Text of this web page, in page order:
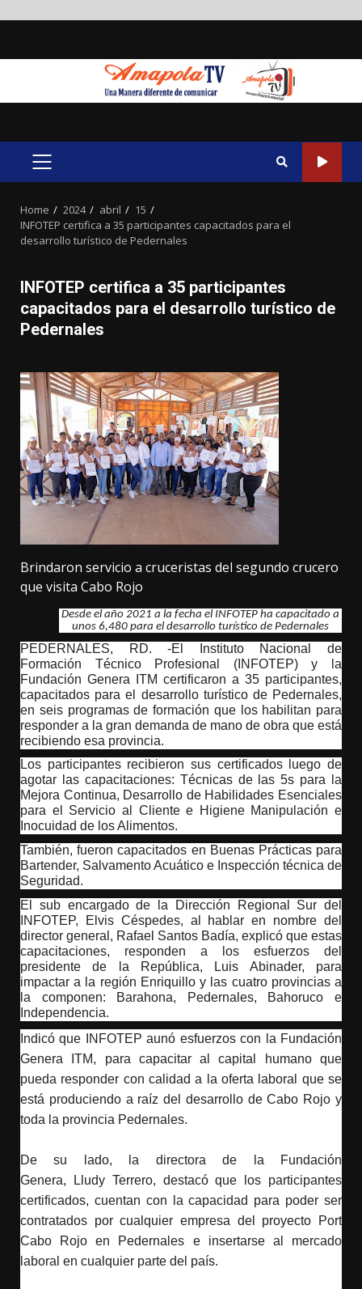
PRIMARY
Home 2024 abril
15
INFOTEP certifica a 35 participantes capacitados para el
desarrollo turístico de Pedernales
INFOTEP certifica a 35 participantes
capacitados para el desarrollo turístico de
Pedernales
Brindaron servicio a cruceristas del segundo crucero
que visita Cabo Rojo
Desde el año 2021 a la fecha el INFOTEP ha capacitado a
unos 6,480 para el desarrollo turístico de Pedernales
PEDERNALES, RD. -El Instituto Nacional de
Formación Técnico Profesional (INFOTEP) y la
Fundación Genera ITM certificaron a 35 participantes,
capacitados para el desarrollo turístico de Pedernales,
en seis programas de formación que los habilitan para
responder a la gran demanda de mano de obra que está
recibiendo esa provincia.
Los participantes recibieron sus certificados luego de
agotar las capacitaciones: Técnicas de las 5s para la
Mejora Continua, Desarrollo de Habilidades Esenciales
para el Servicio al Cliente e Higiene Manipulación e
Inocuidad de los Alimentos.
También, fueron capacitados en Buenas Prácticas para
Bartender, Salvamento Acuático e Inspección técnica de
Seguridad.
El sub encargado de la Dirección Regional Sur del
INFOTEP, Elvis Céspedes, al hablar en nombre del
director general, Rafael Santos Badía, explicó que estas
capacitaciones, responden a los esfuerzos del
presidente de la República, Luis Abinader, para
impactar a la región Enriquillo y las cuatro provincias a
la componen: Barahona, Pedernales, Bahoruco e
Independencia.
Indicó que INFOTEP aunó esfuerzos con la Fundación
Genera ITM, para capacitar al capital humano que
pueda responder con calidad a la oferta laboral que se
está produciendo a raíz del desarrollo de Cabo Rojo y
toda la provincia Pedernales.
De su lado, la directora de la Fundación
Genera,
Lludy Terrero, destacó que los participantes
certificados, cuentan con la capacidad para poder ser
contratados por cualquier empresa del proyecto Port
Cabo Rojo en Pedernales e insertarse al mercado
laboral en cualquier parte del país.